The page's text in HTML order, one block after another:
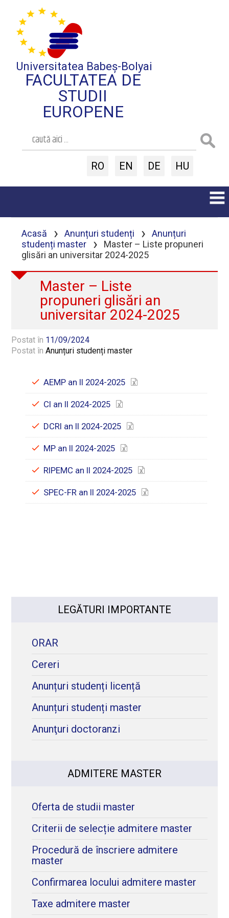
Universitatea Babeș-Bolyai
FACULTATEA DE
STUDII
EUROPENE
RO EN DE HU
Acasă › Anunțuri studenți ›
Anunțuri
studenți master
›
Master – Liste propuneri
glisări an universitar 2024-2025
Master – Liste
propuneri glisări an
universitar 2024-2025
Postat în 11/09/2024
Postat înAnunțuri studenți master
AEMP an II 2024-2025
CI an II 2024-2025
DCRI an II 2024-2025
MP an II 2024-2025
RIPEMC an II 2024-2025
SPEC-FR an II 2024-2025
LEGĂTURI IMPORTANTE
ORAR
Cereri
Anunțuri studenți licență
Anunțuri studenți master
Anunţuri doctoranzi
ADMITERE MASTER
Oferta de studii master
Criterii de selecție admitere master
Procedură de înscriere admitere
master
Confirmarea locului admitere master
Taxe admitere master